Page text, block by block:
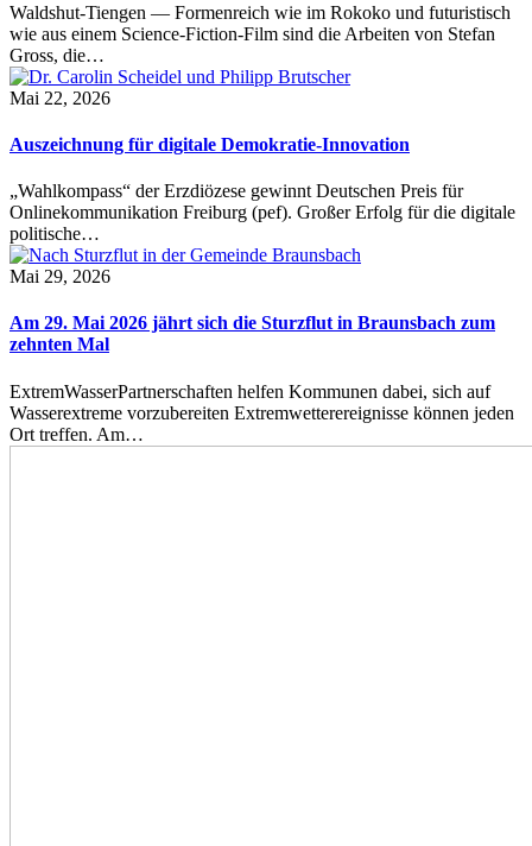
Waldshut-Tiengen — Formenreich wie im Rokoko und futuristisch
wie aus einem Science-Fiction-Film sind die Arbeiten von Stefan
Gross, die…
Mai 22, 2026
Auszeichnung für digitale Demokratie-Innovation
„Wahlkompass“ der Erzdiözese gewinnt Deutschen Preis für
Onlinekommunikation Freiburg (pef). Großer Erfolg für die digitale
politische…
Mai 29, 2026
Am 29. Mai 2026 jährt sich die Sturzflut in Braunsbach zum
zehnten Mal
ExtremWasserPartnerschaften helfen Kommunen dabei, sich auf
Wasserextreme vorzubereiten Extremwetterereignisse können jeden
Ort treffen. Am…